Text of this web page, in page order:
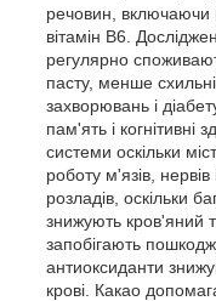
речовин, включаючи
вітамін В6.
регулярно
пасту, менше
захворювань і
пам'ять і когнітивні
системи оскільки
роботу м'язів,
розладів, оскільки
знижують кров'яний
запобігають
антиоксиданти
крові. Какао